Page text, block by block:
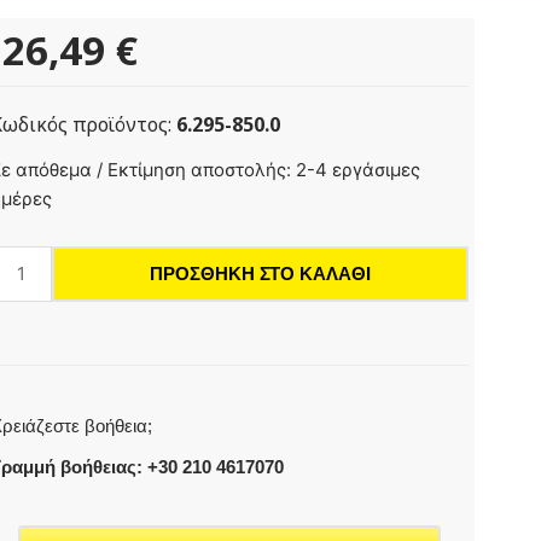
26,49€
προϊόντος: 6.295-850.0
απόθεμα / Εκτίμηση αποστολής: 2-4 εργάσιμες
760
ΠΡΟΣΘΉΚΗ ΣΤΟ ΚΑΛΆΘΙ
βοήθεια;
βοήθειας: +30 210 4617070